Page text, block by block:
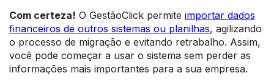
Com certeza! O GestãoClick permite importar dados
financeiros de outros sistemas ou planilhas, agilizando
o processo de migração e evitando retrabalho. Assim,
você pode começar a usar o sistema sem perder as
informações mais importantes para a sua empresa.